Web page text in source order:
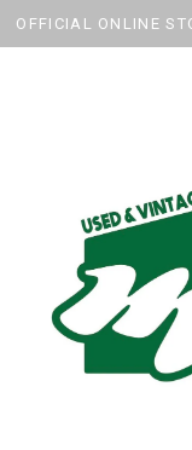
OFFICIAL ONLINE